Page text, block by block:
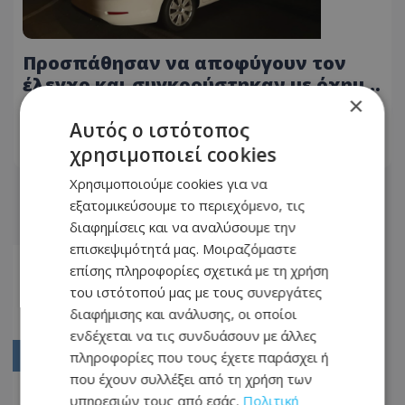
Προσπάθησαν να αποφύγουν τον
έλεγχο και συγκρούστηκαν με όχημα
της ΥΚΑΝ - Χειροπέδες σε δυο
πρόσωπα στη Λεμεσό
ΔΙΑΒΆΣΤΕ ΠΕΡΙΣΣΌΤΕΡΑ
Αρχική
3197
3198
3199
3200
×
Αυτός ο ιστότοπος
χρησιμοποιεί cookies
Χρησιμοποιούμε cookies για να
εξατομικεύσουμε το περιεχόμενο, τις
διαφημίσεις και να αναλύσουμε την
επισκεψιμότητά μας. Μοιραζόμαστε
επίσης πληροφορίες σχετικά με τη χρήση
του ιστότοπού μας με τους συνεργάτες
διαφήμισης και ανάλυσης, οι οποίοι
ενδέχεται να τις συνδυάσουν με άλλες
πληροφορίες που τους έχετε παράσχει ή
που έχουν συλλέξει από τη χρήση των
υπηρεσιών τους από εσάς. Πολιτική